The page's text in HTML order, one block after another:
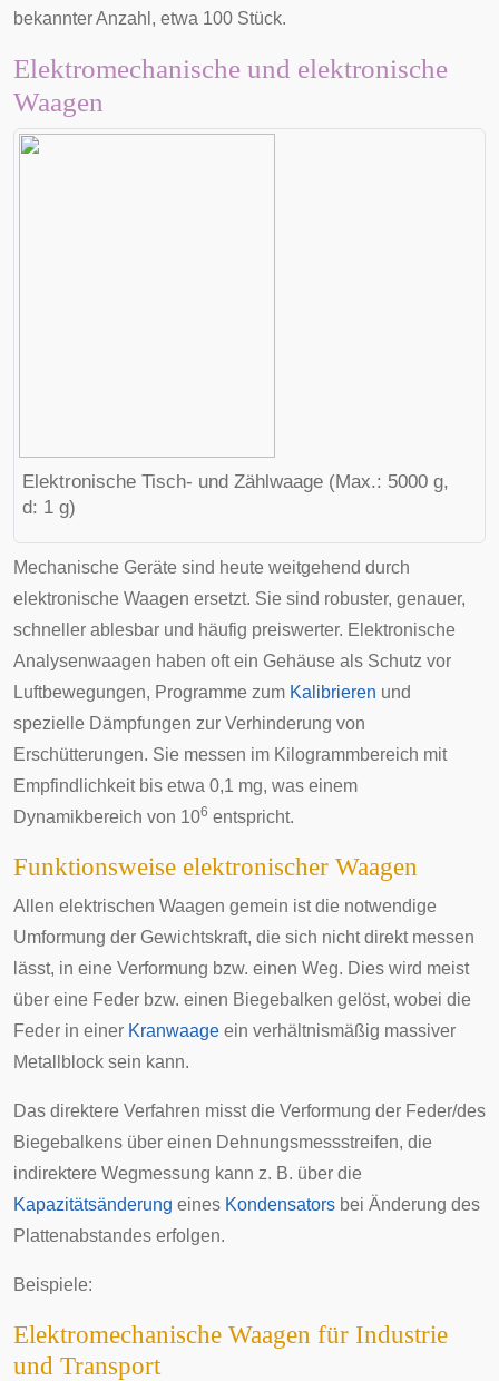
bekannter Anzahl, etwa 100 Stück.
Elektromechanische und elektronische
Waagen
Elektronische Tisch- und Zählwaage (Max.: 5000 g,
d: 1 g)
Mechanische Geräte sind heute weitgehend durch
elektronische Waagen ersetzt. Sie sind robuster, genauer,
schneller ablesbar und häufig preiswerter. Elektronische
Analysenwaagen haben oft ein Gehäuse als Schutz vor
Luftbewegungen, Programme zum Kalibrieren und
spezielle Dämpfungen zur Verhinderung von
Erschütterungen. Sie messen im Kilogrammbereich mit
Empfindlichkeit bis etwa 0,1 mg, was einem
Dynamikbereich von 106 entspricht.
Funktionsweise elektronischer Waagen
Allen elektrischen Waagen gemein ist die notwendige
Umformung der Gewichtskraft, die sich nicht direkt messen
lässt, in eine Verformung bzw. einen Weg. Dies wird meist
über eine Feder bzw. einen Biegebalken gelöst, wobei die
Feder in einer Kranwaage ein verhältnismäßig massiver
Metallblock sein kann.
Das direktere Verfahren misst die Verformung der Feder/des
Biegebalkens über einen Dehnungsmessstreifen, die
indirektere Wegmessung kann z. B. über die
Kapazitätsänderung eines Kondensators bei Änderung des
Plattenabstandes erfolgen.
Beispiele:
Elektromechanische Waagen für Industrie
und Transport